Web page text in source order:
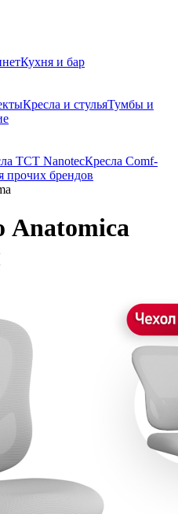
Кухня и бар
Кресла и стульяТумбы и
TCT NanotecКресла Comf-
прочих брендов
Anatomica